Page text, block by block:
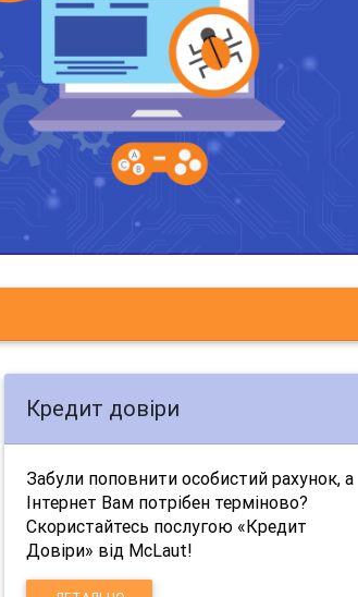
Кредит довіри
Забули поповнити особистий рахунок, а
Інтернет Вам потрібен терміново?
Скористайтесь послугою «Кредит
Довіри» від McLaut!